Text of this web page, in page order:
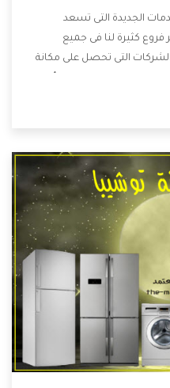
الجديدة التى تسعد
فروع كثيرة لنا فى جميع
التى تحصل على مكانة
معنا هتحصل على كل ما هو